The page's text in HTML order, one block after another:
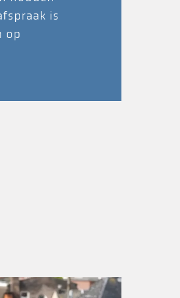
is
op